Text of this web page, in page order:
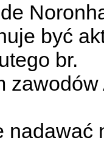
być
br.